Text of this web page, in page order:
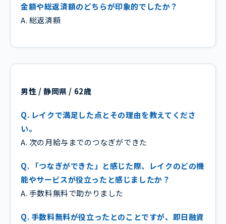
金額や総返済額のどちらが印象的でしたか？
A. 総返済額
男性 / 静岡県 / 62歳
Q. レイクで満足した点とその理由を教えてくださ
い。
A. 次の月給与までのつなぎができた
Q. 「つなぎができた」と感じた際、レイクのどの機
能やサービスが役立ったと感じましたか？
A. 手数料無料で助かりました
Q. 手数料無料が役立ったとのことですが、即日融資